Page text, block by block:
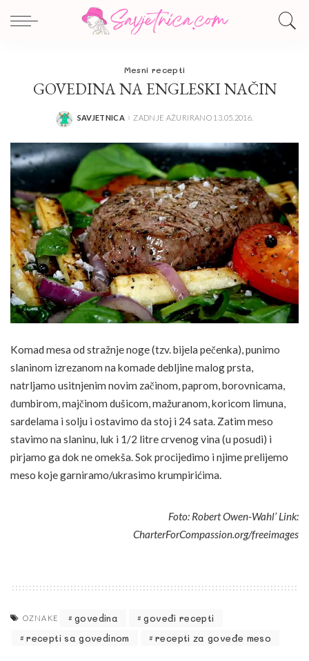
Mesni recepti
GOVEDINA NA ENGLESKI NAČIN
POSTED
SAVJETNICA ZADNJE AŽURIRANO 13.05.2016.
Komad mesa od stražnje noge (tzv. bijela pečenka), punimo
slaninom izrezanom na komade debljine malog prsta,
natrljamo usitnjenim novim začinom, paprom, borovnicama,
đumbirom, majčinom dušicom, mažuranom, koricom limuna,
sardelama i solju i ostavimo da stoj i 24 sata. Zatim meso
stavimo na slaninu, luk i 1/2 litre crvenog vina (u posudi) i
pirjamo ga dok ne omekša. Sok procijedimo i njime prelijemo
meso koje garniramo/ukrasimo krumpirićima.
Foto: Robert Owen-Wahl’ Link:
CharterForCompassion.org/freeimages
OZNAKE govedina
goveđi recepti
recepti sa govedinom
recepti za goveđe meso